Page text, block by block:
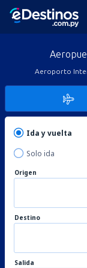
Aeroporto
Ida y vuelta
Solo ida
Origen
Destino
Salida